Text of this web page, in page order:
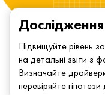
Підвищуйте рівень
на детальні звіти з
Визначайте
перевіряйте